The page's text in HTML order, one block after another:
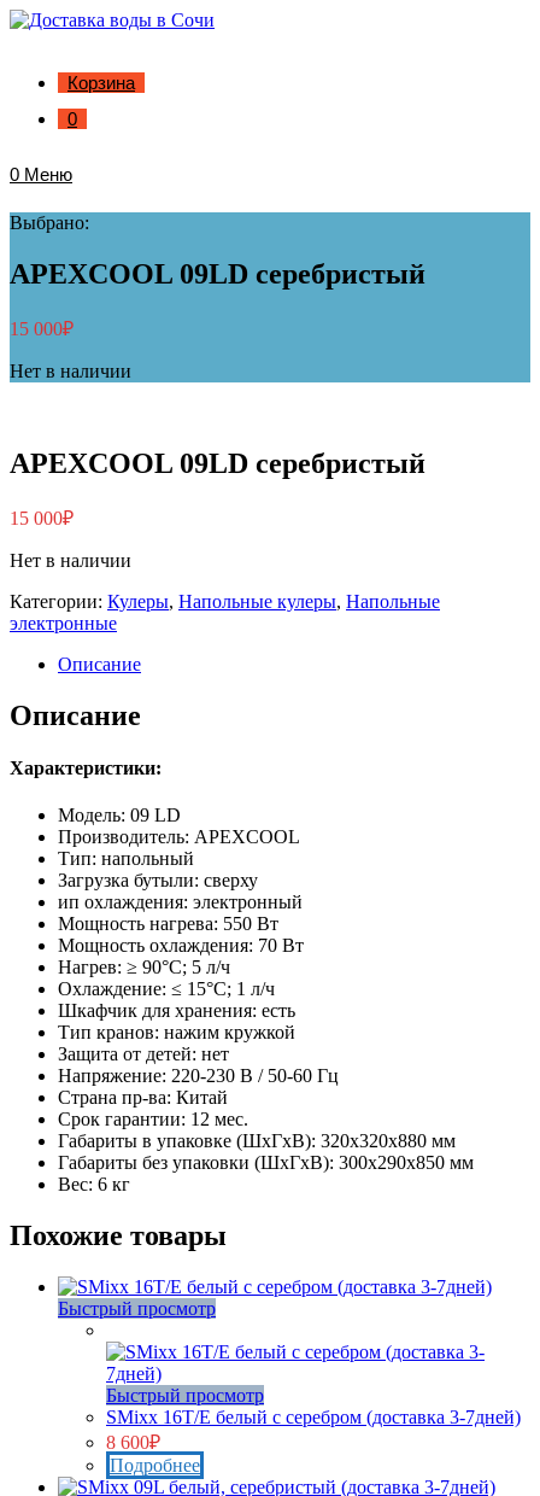
Корзина
0
0 Меню
Выбрано:
APEXCOOL 09LD серебристый
15 000₽
Нет в наличии
APEXCOOL 09LD серебристый
15 000₽
Нет в наличии
Категории: Кулеры, Напольные кулеры, Напольные
электронные
Описание
Описание
Характеристики:
Модель: 09 LD
Производитель: APEXCOOL
Тип: напольный
Загрузка бутыли: сверху
ип охлаждения: электронный
Мощность нагрева: 550 Вт
Мощность охлаждения: 70 Вт
Нагрев: ≥ 90°С; 5 л/ч
Охлаждение: ≤ 15°С; 1 л/ч
Шкафчик для хранения: есть
Тип кранов: нажим кружкой
Защита от детей: нет
Напряжение: 220-230 В / 50-60 Гц
Страна пр-ва: Китай
Срок гарантии: 12 мес.
Габариты в упаковке (ШxГxВ): 320х320х880 мм
Габариты без упаковки (ШxГxВ): 300х290х850 мм
Вес: 6 кг
Похожие товары
Быстрый просмотр
Быстрый просмотр
SMixx 16T/E белый с серебром (доставка 3-7дней)
8 600₽
Подробнее